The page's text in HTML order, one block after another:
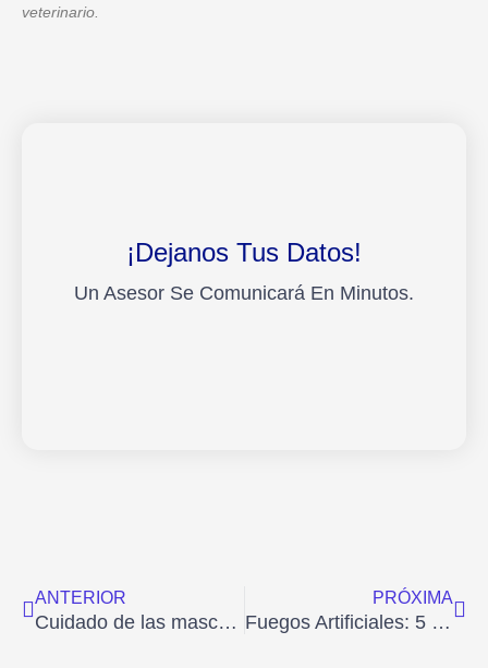
veterinario.
¡Dejanos Tus Datos!
Un Asesor Se Comunicará En Minutos.
ANTERIOR
Cuidado de las mascotas durante las fiestas
PRÓXIMA
Fuegos Artificiales: 5 tips para cuidar a tu mascota